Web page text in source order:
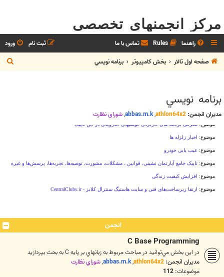
مرکز انجمنهای تخصصی
راهنما Rules تماس با ما ورود
ثبت نام
صفحه اول تالار
بخش كامپيوتر برنامه نويسي
ج
س
برنامه نويسي
مدیران انجمن: athlon64x2
,
abbas.m.k
,شوراي نظارت
انجمن
C Base Programming
در اين بخش مي‌توانيد در مباحث مربوط به زبانهاي بر پايه C به بحث بپردازيد
مدیران انجمن: athlon64x2
,
abbas.m.k
,شوراي نظارت
موضوعات: 112